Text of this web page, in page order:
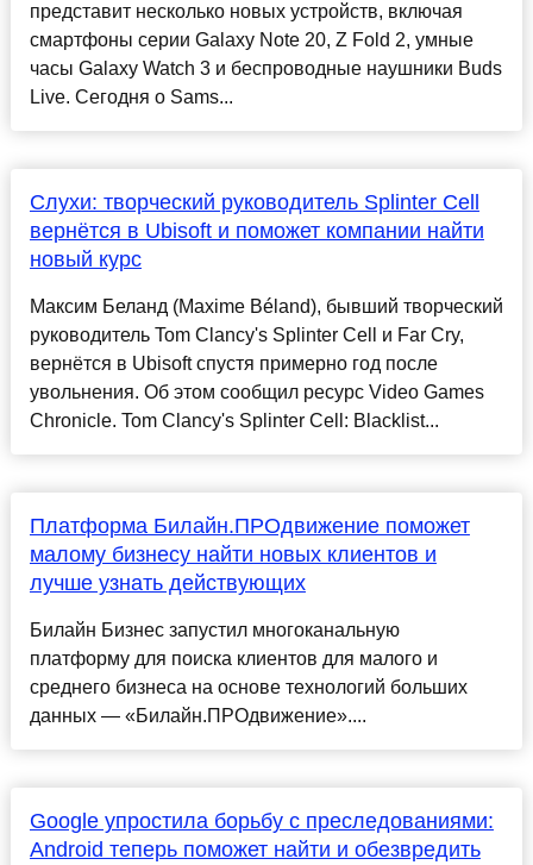
представит несколько новых устройств, включая
смартфоны серии Galaxy Note 20, Z Fold 2, умные
часы Galaxy Watch 3 и беспроводные наушники Buds
Live. Сегодня о Sams...
Слухи: творческий руководитель Splinter Cell
вернётся в Ubisoft и поможет компании найти
новый курс
Максим Беланд (Maxime Béland), бывший творческий
руководитель Tom Clancy's Splinter Cell и Far Cry,
вернётся в Ubisoft спустя примерно год после
увольнения. Об этом сообщил ресурс Video Games
Chronicle. Tom Clancy's Splinter Cell: Blacklist...
Платформа Билайн.ПРОдвижение поможет
малому бизнесу найти новых клиентов и
лучше узнать действующих
Билайн Бизнес запустил многоканальную
платформу для поиска клиентов для малого и
среднего бизнеса на основе технологий больших
данных — «Билайн.ПРОдвижение»....
Google упростила борьбу с преследованиями:
Android теперь поможет найти и обезвредить